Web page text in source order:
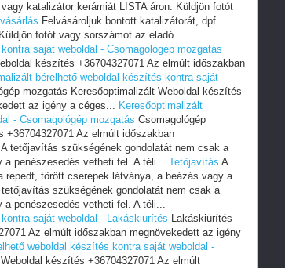
katalizátor kerámiát LISTA áron. Küldjön fotót
Felvásároljuk bontott katalizátorát, dpf
fotót vagy sorszámot az eladó...
saját weboldal - Csomagológép mozgatás
készítés +36704327071 Az elmúlt időszakban
bérelhető weboldal készítés kontra saját
mozgatás Keresőoptimalizált Weboldal készítés
az igény a céges... Keresőoptimalizált
- Csomagológép mozgatás Csomagológép
Az elmúlt időszakban
A tetőjavítás szükségének gondolatát nem csak a
penészesedés vetheti fel. A téli... Tetőjavítás A
törött cserepek látványa, a beázás vagy a
tetőjavítás szükségének gondolatát nem csak a
penészesedés vetheti fel. A téli...
saját weboldal - Lakáskiürítés Lakáskiürítés
Az elmúlt időszakban megnövekedett az igény
weboldal készítés kontra saját weboldal -
készítés +36704327071 Az elmúlt